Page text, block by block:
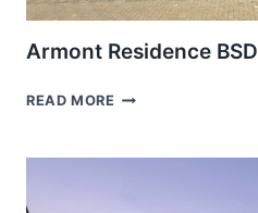
Armont Residence BSD
READ MORE ARMONT